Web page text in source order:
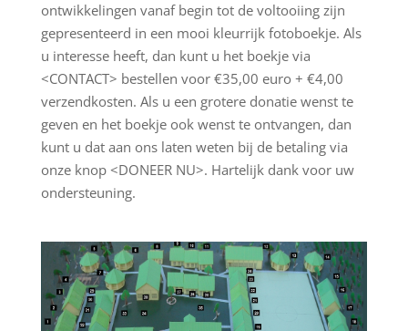
ontwikkelingen vanaf begin tot de voltooiing zijn
gepresenteerd in een mooi kleurrijk fotoboekje. Als
u interesse heeft, dan kunt u het boekje via
<CONTACT> bestellen voor €35,00 euro + €4,00
verzendkosten. Als u een grotere donatie wenst te
geven en het boekje ook wenst te ontvangen, dan
kunt u dat aan ons laten weten bij de betaling via
onze knop <DONEER NU>. Hartelijk dank voor uw
ondersteuning.